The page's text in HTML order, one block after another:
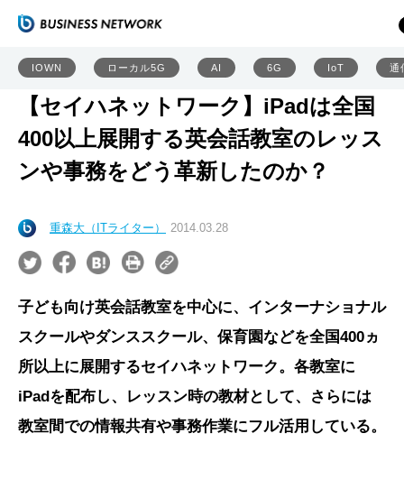
IOWN ローカル5G AI 6G IoT 通
【セイハネットワーク】iPadは全国
400以上展開する英会話教室のレッス
ンや事務をどう革新したのか？
重森大（ITライター） 2014.03.28
子ども向け英会話教室を中心に、インターナショナル
スクールやダンススクール、保育園などを全国400ヵ
所以上に展開するセイハネットワーク。各教室に
iPadを配布し、レッスン時の教材として、さらには
教室間での情報共有や事務作業にフル活用している。